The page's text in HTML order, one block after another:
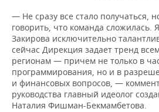
— Не сразу все стало получаться,
говорить, что команда сложилась.
Закирова исключительно
сейчас Дирекция задает тренд
регионам — причем не только в
программирования, но и в
и финансовых вопросов, —
руководства главный идеолог
Наталия Фишман-Бекмамбетова.